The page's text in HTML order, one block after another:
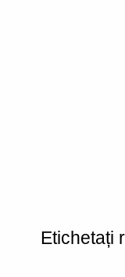
Etichetați